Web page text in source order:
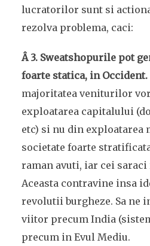
lucratorilor sunt si
rezolva problema, caci:
Â 3. Sweatshopurile pot
foarte statica, in Occident.
majoritatea veniturilor
exploatarea capitalului
etc) si nu din exploatarea
societate foarte
raman avuti, iar cei saraci
Aceasta contravine insa
revolutii burgheze. Sa ne
viitor precum India
precum in Evul Mediu.